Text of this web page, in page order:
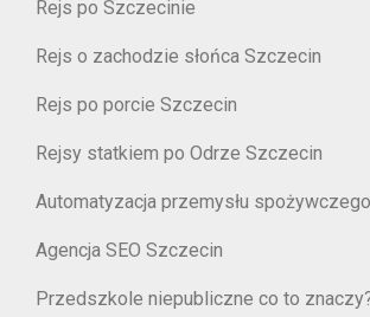
Rejs po Szczecinie
Rejs o zachodzie słońca Szczecin
Rejs po porcie Szczecin
Rejsy statkiem po Odrze Szczecin
Automatyzacja przemysłu spożywczego
Agencja SEO Szczecin
Przedszkole niepubliczne co to